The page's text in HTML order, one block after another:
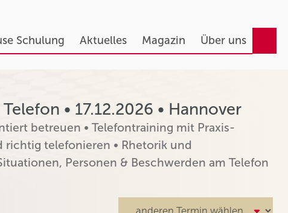
Schulung Aktuelles Magazin Über uns
• 17.12.2026 • Hannover
betreuen • Telefontraining mit Praxis-
richtig telefonieren • Rhetorik und
Personen & Beschwerden am Telefon